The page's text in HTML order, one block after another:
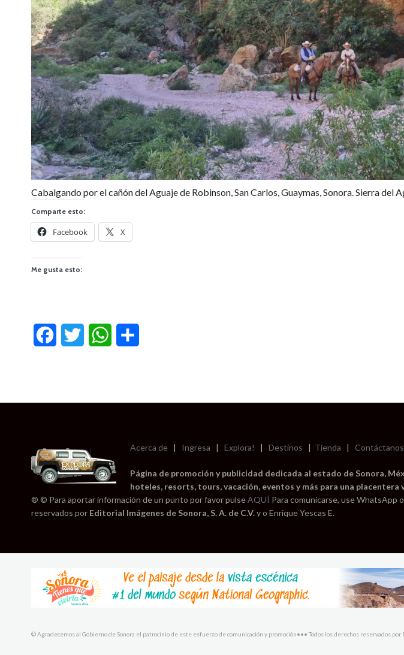
Cabalgando por el cañón del Aguaje de Robinson, San Carlos, Guaymas, Sonora. Sierra del
Comparte esto:
Facebook X
Me gusta esto:
FacebookTwitter WhatsApp
Acerca de | Ingresa | Explora! | Destinos | Tienda | Contáctanos
Página de promoción y publicidad dedicada al estado de Sonora,
hoteles, resorts, tours, vacación, eventos y más para una placentera
® © Para aportar información de un punto por favor pulseAQUÍ Para comunicarse, use WhatsApp
reservados por Editorial Imágenes de Sonora, S. A. de C.V.y o Enrique Yescas E.
© Agradecemos al Gobierno de Sonora el patrocinio de este esfuerzo de comunicación y promoción••• Todos los derechos reservados por